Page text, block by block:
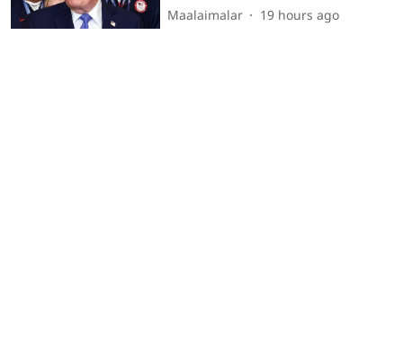
Maalaimalar 19 hours ago